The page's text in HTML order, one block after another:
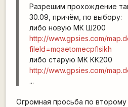
Разрешим прохождение
30.09, причём, по выбору:
либо новую МК Ш200
http://www.gpsies.com/
fileId=mqaetomecpflsikh
либо старую МК КК200
http://www.gpsies.com/
...
Огромная просьба по второму